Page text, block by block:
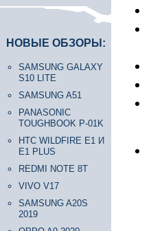
НОВЫЕ ОБЗОРЫ:
SAMSUNG GALAXY
S10 LITE
SAMSUNG A51
PANASONIC
TOUGHBOOK P-01K
HTC WILDFIRE E1 И
E1 PLUS
REDMI NOTE 8T
VIVO V17
SAMSUNG A20S
2019